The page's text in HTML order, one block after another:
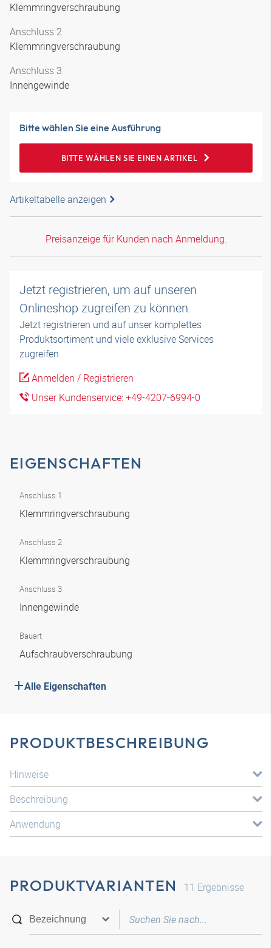
Klemmringverschraubung
Anschluss 2
Klemmringverschraubung
Anschluss 3
Innengewinde
Bitte wählen Sie eine Ausführung
BITTE WÄHLEN SIE EINEN ARTIKEL
Artikeltabelle anzeigen
Preisanzeige für Kunden nach Anmeldung.
Jetzt registrieren, um auf unseren
Onlineshop zugreifen zu können.
Jetzt registrieren und auf unser komplettes
Produktsortiment und viele exklusive Services
zugreifen.
Anmelden / Registrieren
Unser Kundenservice: +49-4207-6994-0
EIGENSCHAFTEN
Anschluss 1
Klemmringverschraubung
Anschluss 2
Klemmringverschraubung
Anschluss 3
Innengewinde
Bauart
Aufschraubverschraubung
Alle Eigenschaften
PRODUKTBESCHREIBUNG
Hinweise
Beschreibung
Anwendung
PRODUKTVARIANTEN 11 Ergebnisse